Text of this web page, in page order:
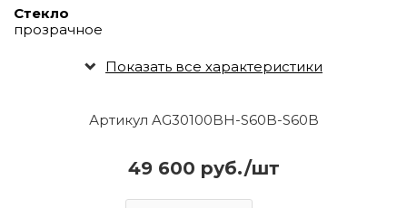
Артикул AG30100BH-S60B-S60B
49 600 руб./шт
Стекло
прозрачное
Показать все характеристики